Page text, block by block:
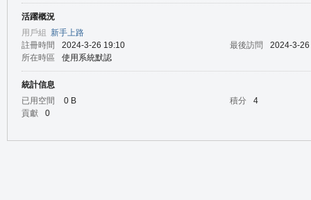
活躍概況
用戶組 新手上路
註冊時間
2024-3-26 19:10 最後訪問
2024-3-
所在時區
使用系統默認
統計信息
已用空間
0 B 積分
4
貢獻
0